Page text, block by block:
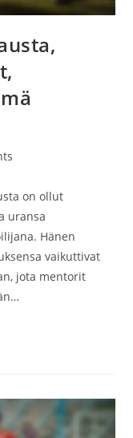
on ollut
uransa
Hänen
vaikuttivat
jota mentorit